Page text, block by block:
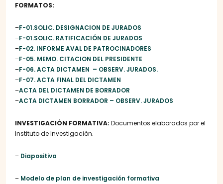
FORMATOS:
–F-01.SOLIC. DESIGNACION DE JURADOS
–F-01.SOLIC. RATIFICACIÓN DE JURADOS
–F-02. INFORME AVAL DE PATROCINADORES
–F-05. MEMO. CITACION DEL PRESIDENTE
–F-06. ACTA DICTAMEN – OBSERV. JURADOS.
–F-07. ACTA FINAL DEL DICTAMEN
–ACTA DEL DICTAMEN DE BORRADOR
–ACTA DICTAMEN BORRADOR – OBSERV. JURADOS
INVESTIGACIÓN FORMATIVA: Documentos elaborados por el
Instituto de Investigación.
– Diapositiva
– Modelo de plan de investigación formativa